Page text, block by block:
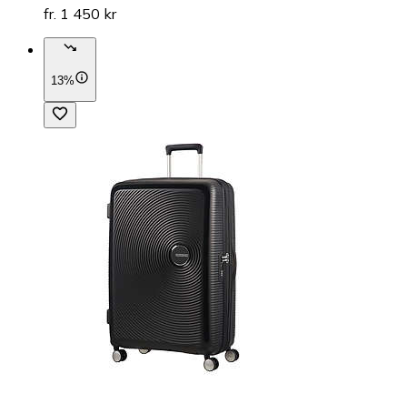
fr. 1 450 kr
13%